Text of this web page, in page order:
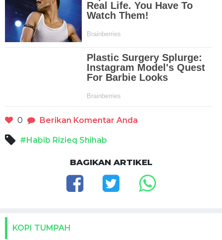
0 Berikan Komentar Anda
#Habib Rizieq Shihab
BAGIKAN ARTIKEL
KOPI TUMPAH